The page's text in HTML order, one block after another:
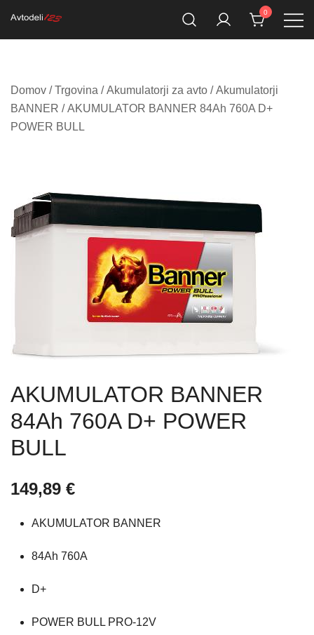
Avtodeli123.si
Prodaja rezervnih avtodelov
0
Domov /Trgovina /Akumulatorji za avto /Akumulatorji
BANNER / AKUMULATOR BANNER 84Ah 760A D+
POWER BULL
AKUMULATOR BANNER
84Ah 760A D+ POWER
BULL
149,89 €
AKUMULATOR BANNER
84Ah 760A
D+
POWER BULL PRO-12V